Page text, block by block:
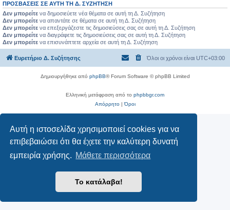
Αυτή η ιστοσελίδα χρησιμοποιεί cookies για να
επιβεβαιώσει ότι θα έχετε την καλύτερη δυνατή
εμπειρία χρήσης. Μάθετε περισσότερα
Το κατάλαβα!
ΠΡΟΣΒΆΣΕΙΣ ΣΕ ΑΥΤΉ ΤΗ Δ. ΣΥΖΉΤΗΣΗ
Δεν μπορείτε να δημοσιεύετε νέα θέματα σε αυτή τη Δ. Συζήτηση
Δεν μπορείτε να απαντάτε σε θέματα σε αυτή τη Δ. Συζήτηση
Δεν μπορείτε να επεξεργάζεστε τις δημοσιεύσεις σας σε αυτή τη Δ. Συζήτηση
Δεν μπορείτε να διαγράφετε τις δημοσιεύσεις σας σε αυτή τη Δ. Συζήτηση
Δεν μπορείτε να επισυνάπτετε αρχεία σε αυτή τη Δ. Συζήτηση
Ευρετήριο Δ. Συζήτησης Όλοι οι χρόνοι είναι UTC+03:00
Δημιουργήθηκε από phpBB® Forum Software © phpBB Limited
Ελληνική μετάφραση από το phpbbgr.com
Απόρρητο|Όροι